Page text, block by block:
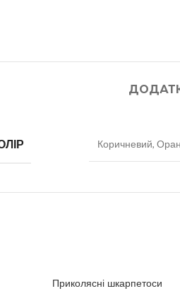
Коричневий,
Приколясні шкарпетоси